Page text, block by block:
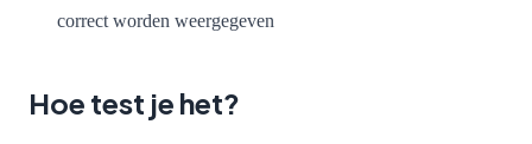
correct worden weergegeven
Hoe test je het?